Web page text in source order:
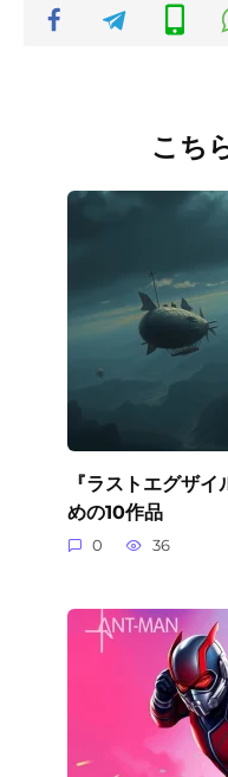
こち
『ラストエグザ
めの10作品
0 36